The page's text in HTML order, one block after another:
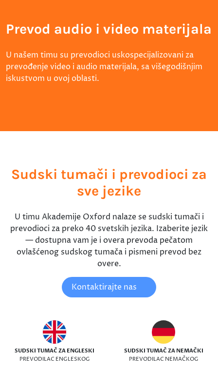
Prevod audio i video materijala
U našem timu su prevodioci uskospecijalizovani za
prevođenje video i audio materijala, sa višegodišnjim
iskustvom u ovoj oblasti.
Sudski tumači i prevodioci za
sve jezike
U timu Akademije Oxford nalaze se sudski tumači i
prevodioci za preko 40 svetskih jezika. Izaberite jezik
— dostupna vam je i overa prevoda pečatom
ovlašćenog sudskog tumača i pismeni prevod bez
overe.
Kontaktirajte nas
SUDSKI TUMAČ ZA ENGLESKI
PREVODILAC ENGLESKOG
SUDSKI TUMAČ ZA NEMAČKI
PREVODILAC NEMAČKOG